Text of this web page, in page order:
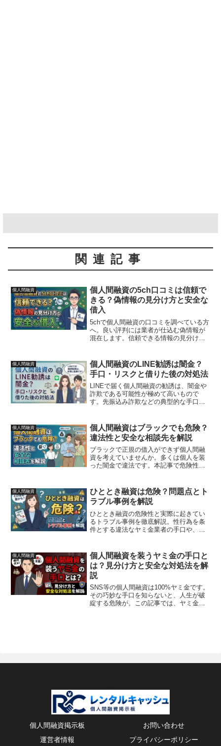
関連記事
個人間融資
個人間融資の5ch口コミは信頼で
きる？偽情報の見分け方と安全な
借入
5chで個人間融資の口コミを調べている方
へ。良い評判には業者が仕込む偽情報が
混在します。信頼できる情報の見分け
個人間融資
個人間融資のLINE勧誘は闇金？
手口・リスクと借りた後の対処法
LINEで届く個人間融資の勧誘は、闇金や
詐欺である可能性が極めて高いもので
す。先振込み詐欺などの典型的な手口、
を整理して解説します。
個人間融資
個人間融資はブラックでも危険？
違法性と安全な相談先を解説
ブラックで正規の借入ができず個人間融
資を考えていませんか。多くは個人を装
った闇金で違法です。本記事で危険性と
個人間融資
ひととき融資は危険？問題点とト
ラブル事例を解説
ひととき融資の危険性と実際に起きてい
るトラブル事例を徹底解説。性行為を条
件とする違法なヤミ金業者の手口や、リ
た際の相談先や、安全にお金を借りる方
法も紹介します。
個人間融資
個人間融資を装うヤミ金の手口と
は？見分け方と安全な対処法を解
説
SNS等の個人間融資は100%ヤミ金です。
その巧妙な手口を知らないと、人生が破
綻する危険が。この記事では、ヤミ金が
個人間融資掲示板
お問い合わせ
運営者情報
プライバシーポリシー